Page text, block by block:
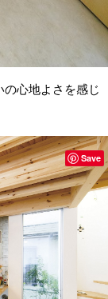
心地よさを感じ
Save